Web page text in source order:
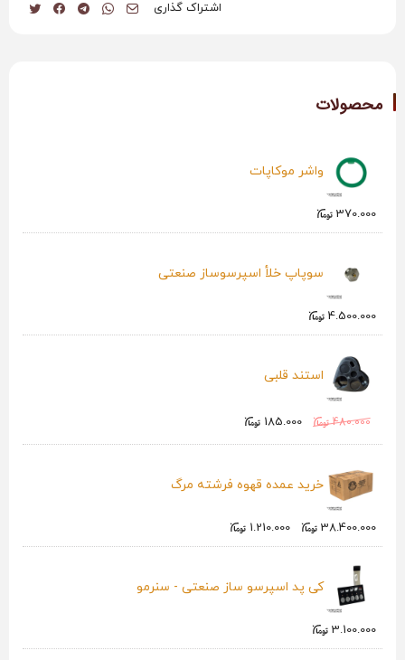
اشتراک گذاری
محصولات
واشر موکاپات
370.000
سوپاپ خلأ اسپرسوساز صنعتی
4.500.000
استند قلبی
480.000
185.000
خرید عمده قهوه فرشته مرگ
38.400.000
1.210.000
کی پد اسپرسو ساز صنعتی - سنرمو
3.100.000